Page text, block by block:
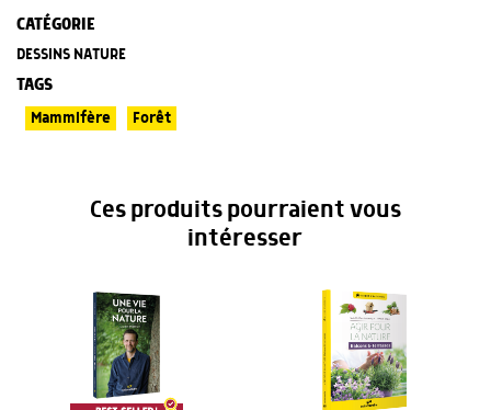
CATÉGORIE
DESSINS NATURE
TAGS
Mammifère Forêt
Ces produits pourraient vous
intéresser